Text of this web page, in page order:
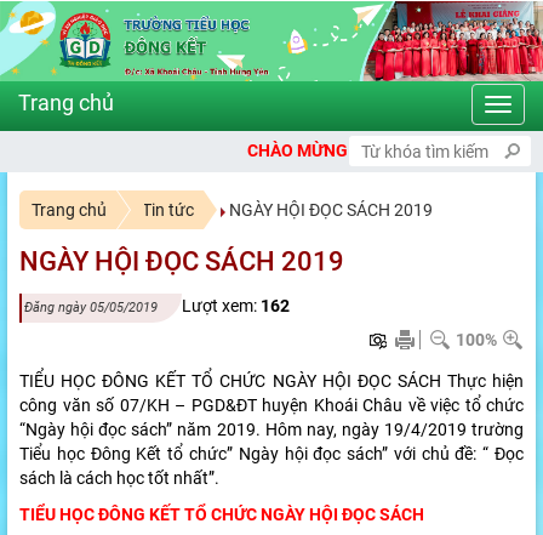
CHÀO MỪNG BẠN ĐẾN VỚI CỔNG THÔNG TIN ĐIỆN TỬ
Trang chủ Tin tức NGÀY HỘI ĐỌC SÁCH 2019
NGÀY HỘI ĐỌC SÁCH 2019
Đăng ngày 05/05/2019 Lượt xem: 162
100%
TIỂU HỌC ĐÔNG KẾT TỔ CHỨC NGÀY HỘI ĐỌC SÁCH Thực hiện
công văn số 07/KH – PGD&ĐT huyện Khoái Châu về việc tổ chức
“Ngày hội đọc sách” năm 2019. Hôm nay, ngày 19/4/2019 trường
Tiểu học Đông Kết tổ chức” Ngày hội đọc sách” với chủ đề: “ Đọc
sách là cách học tốt nhất”.
TIỂU HỌC ĐÔNG KẾT TỔ CHỨC NGÀY HỘI ĐỌC SÁCH